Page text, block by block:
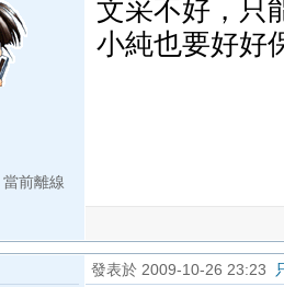
當前離線
文采不好，只
小純也要好好
發表於 2009-10-26 23:23